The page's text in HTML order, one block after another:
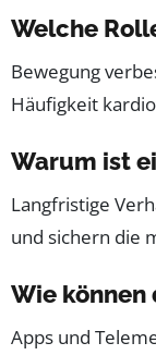
Welche
Bewegung
Häufigkeit
Warum ist
Langfristige
und sichern die
Wie können
Apps und